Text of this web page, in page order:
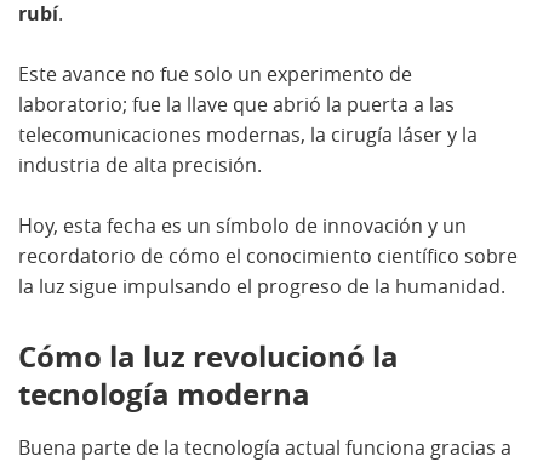
rubí.
Este avance no fue solo un experimento de
laboratorio; fue la llave que abrió la puerta a las
telecomunicaciones modernas, la cirugía láser y la
industria de alta precisión.
Hoy, esta fecha es un símbolo de innovación y un
recordatorio de cómo el conocimiento científico sobre
la luz sigue impulsando el progreso de la humanidad.
Cómo la luz revolucionó la
tecnología moderna
Buena parte de la tecnología actual funciona gracias a